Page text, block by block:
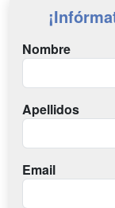
Nombre
Apellidos
Email